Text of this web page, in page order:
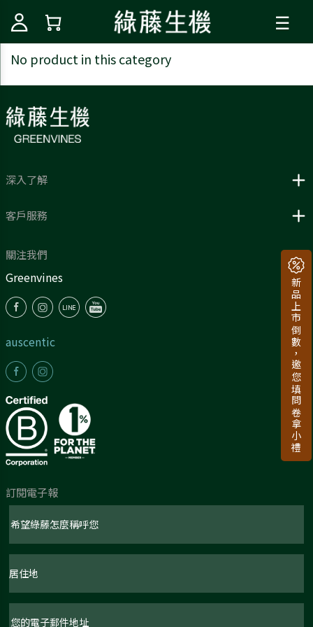
☰
No product in this category
新品上市倒數，邀您填問卷拿小禮
深入了解
客戶服務
關注我們
Greenvines
auscentic
訂閱電子報